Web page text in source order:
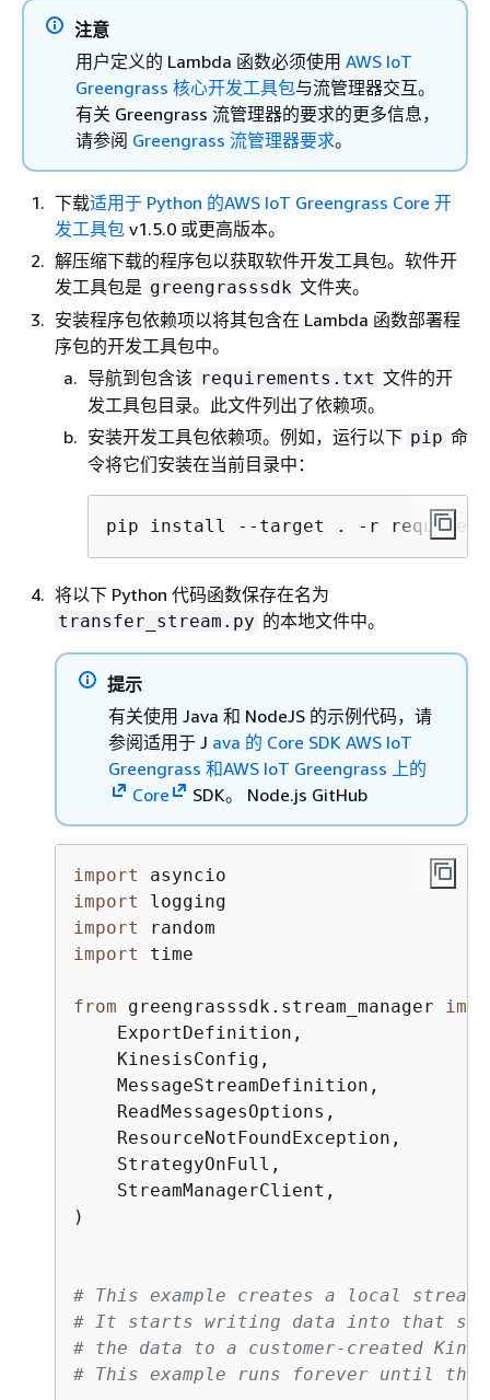
注意
用户定义的 Lambda 函数必须使用 AWS IoT
Greengrass 核心开发工具包与流管理器交互。
有关 Greengrass 流管理器的要求的更多信息，
请参阅 Greengrass 流管理器要求。
下载适用于 Python 的AWS IoT Greengrass Core 开
发工具包 v1.5.0 或更高版本。
解压缩下载的程序包以获取软件开发工具包。软件开
发工具包是 greengrasssdk 文件夹。
安装程序包依赖项以将其包含在 Lambda 函数部署程
序包的开发工具包中。
导航到包含该 requirements.txt 文件的开
发工具包目录。此文件列出了依赖项。
安装开发工具包依赖项。例如，运行以下 pip 命
令将它们安装在当前目录中：
pip install --target . -r
将以下 Python 代码函数保存在名为
transfer_stream.py 的本地文件中。
提示
有关使用 Java 和 NodeJS 的示例代码，请
参阅适用于 J ava 的 Core SDK AWS IoT
Greengrass 和AWS IoT Greengrass 上的
Core
SDK。 Node.js GitHub
import
import
import
import
time
from greengrasssdk.stream_manager
    ExportDefinition,
    KinesisConfig,
    MessageStreamDefinition,
    ReadMessagesOptions,
    ResourceNotFoundException,
    StrategyOnFull,
    StreamManagerClient,
)
# This example creates a local stream
# It starts writing data into that
# the data to a customer-created
# This example runs forever until the